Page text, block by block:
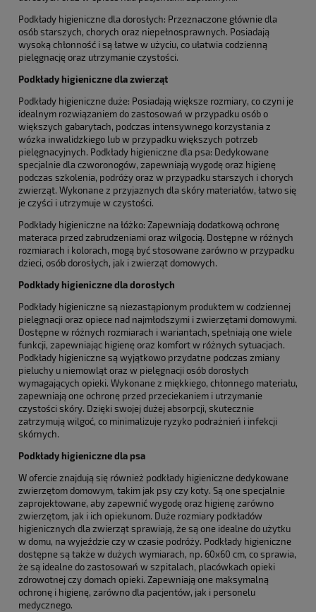
Podkłady higieniczne dla dorosłych: Przeznaczone głównie dla
osób starszych, chorych oraz niepełnosprawnych. Posiadają
wysoką chłonność i są łatwe w użyciu, co ułatwia codzienną
pielęgnację oraz utrzymanie czystości.
Podkłady higieniczne dla zwierząt
Podkłady higieniczne duże: Posiadają większe rozmiary, co czyni je
idealnym rozwiązaniem do zastosowań w przypadku osób o
większych gabarytach, podczas intensywnego korzystania z
wózka inwalidzkiego lub w przypadku większych potrzeb
pielęgnacyjnych. Podkłady higieniczne dla psa: Dedykowane
specjalnie dla czworonogów, zapewniają wygodę oraz higienę
podczas szkolenia, podróży oraz w przypadku starszych i chorych
zwierząt. Wykonane z przyjaznych dla skóry materiałów, łatwo się
je czyści i utrzymuje w czystości.
Podkłady higieniczne na łóżko: Zapewniają dodatkową ochronę
materaca przed zabrudzeniami oraz wilgocią. Dostępne w różnych
rozmiarach i kolorach, mogą być stosowane zarówno w przypadku
dzieci, osób dorosłych, jak i zwierząt domowych.
Podkłady higieniczne dla dorosłych
Podkłady higieniczne są niezastąpionym produktem w codziennej
pielęgnacji oraz opiece nad najmłodszymi i zwierzętami domowymi.
Dostępne w różnych rozmiarach i wariantach, spełniają one wiele
funkcji, zapewniając higienę oraz komfort w różnych sytuacjach.
Podkłady higieniczne są wyjątkowo przydatne podczas zmiany
pieluchy u niemowląt oraz w pielęgnacji osób dorosłych
wymagających opieki. Wykonane z miękkiego, chłonnego materiału,
zapewniają one ochronę przed przeciekaniem i utrzymanie
czystości skóry. Dzięki swojej dużej absorpcji, skutecznie
zatrzymują wilgoć, co minimalizuje ryzyko podrażnień i infekcji
skórnych.
Podkłady higieniczne dla psa
W ofercie znajdują się również podkłady higieniczne dedykowane
zwierzętom domowym, takim jak psy czy koty. Są one specjalnie
zaprojektowane, aby zapewnić wygodę oraz higienę zarówno
zwierzętom, jak i ich opiekunom. Duże rozmiary podkładów
higienicznych dla zwierząt sprawiają, że są one idealne do użytku
w domu, na wyjeździe czy w czasie podróży. Podkłady higieniczne
dostępne są także w dużych wymiarach, np. 60x60 cm, co sprawia,
że są idealne do zastosowań w szpitalach, placówkach opieki
zdrowotnej czy domach opieki. Zapewniają one maksymalną
ochronę i higienę, zarówno dla pacjentów, jak i personelu
medycznego.